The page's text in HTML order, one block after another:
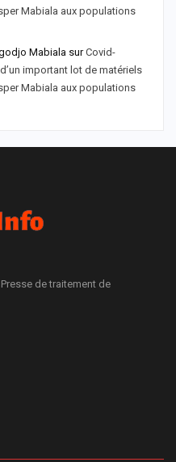
Mabiala aux populations
Mabiala surCovid-
important lot de matériels
Mabiala aux populations
de traitement de